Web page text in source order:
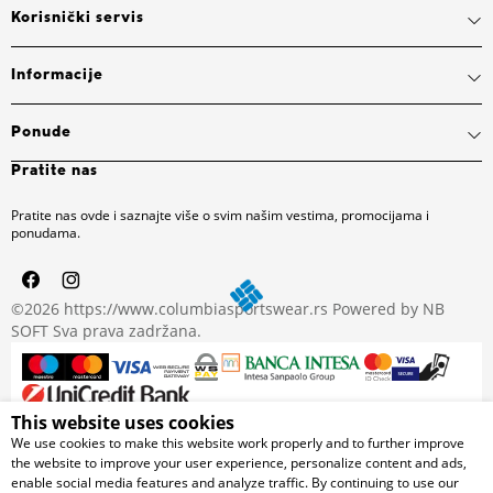
Korisnički servis
Informacije
Ponude
Pratite nas
Pratite nas ovde i saznajte više o svim našim vestima, promocijama i
ponudama.
©2026 https://www.columbiasportswear.rs Powered by NB
SOFT Sva prava zadržana.
Nastojimo da budemo što precizniji u opisu proizvoda, prikazu
slika i samih cena, ali ne možemo garantovati da su sve
informacije kompletne i bez grešaka. Svi artikli prikazani na
This website uses cookies
We use cookies to make this website work properly and to further improve
the website to improve your user experience, personalize content and ads,
enable social media features and analyze traffic. By continuing to use our